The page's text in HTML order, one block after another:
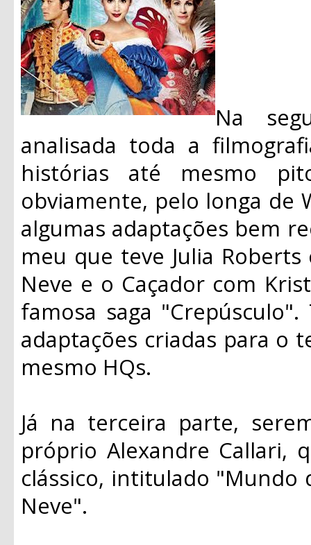
Na
analisada toda a
histórias até mesmo
obviamente, pelo longa de
algumas adaptações bem
meu que teve Julia
Neve e o Caçador com
famosa saga
adaptações criadas para o
mesmo HQs.
Já na terceira parte,
próprio Alexandre Callari,
clássico, intitulado "Mundo
Neve".